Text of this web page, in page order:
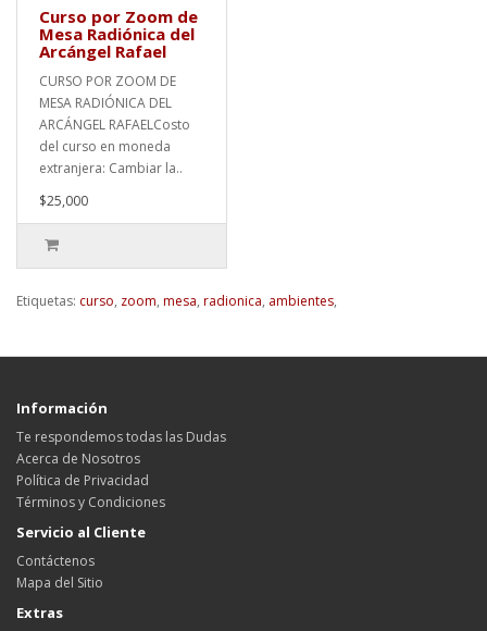
Curso por Zoom de
Mesa Radiónica del
Arcángel Rafael
CURSO POR ZOOM DE
MESA RADIÓNICA DEL
ARCÁNGEL RAFAELCosto
del curso en moneda
extranjera: Cambiar la..
$25,000
Etiquetas: curso, zoom, mesa, radionica, ambientes,
Información
Te respondemos todas las Dudas
Acerca de Nosotros
Política de Privacidad
Términos y Condiciones
Servicio al Cliente
Contáctenos
Mapa del Sitio
Extras